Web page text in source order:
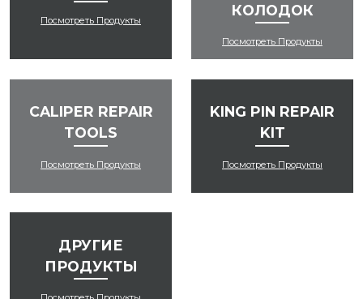
Посмотреть Продукты
КОЛОДОК
Посмотреть Продукты
CALIPER REPAIR
TOOLS
Посмотреть Продукты
KING PIN REPAIR
KIT
Посмотреть Продукты
ДРУГИЕ
ПРОДУКТЫ